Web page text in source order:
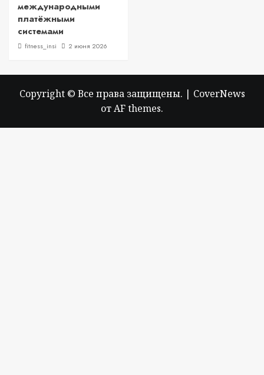
международными
платёжными
системами
fitness_insi 2 июня 2026
Copyright © Все права защищены. | CoverNews
от AF themes.